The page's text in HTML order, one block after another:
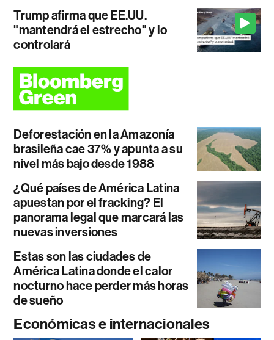
Trump afirma que EE.UU.
"mantendrá el estrecho" y lo
controlará
Deforestación en la Amazonía
brasileña cae 37% y apunta a su
nivel más bajo desde 1988
¿Qué países de América Latina
apuestan por el fracking? El
panorama legal que marcará las
nuevas inversiones
Estas son las ciudades de
América Latina donde el calor
nocturno hace perder más horas
de sueño
Económicas e internacionales